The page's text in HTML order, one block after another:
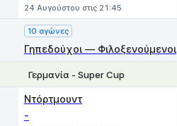
24 Αυγούστου στις 21:45
10 αγώνες
Γηπεδούχοι — Φιλοξενούμενοι
Γερμανία - Super Cup
Ντόρτμουντ
-